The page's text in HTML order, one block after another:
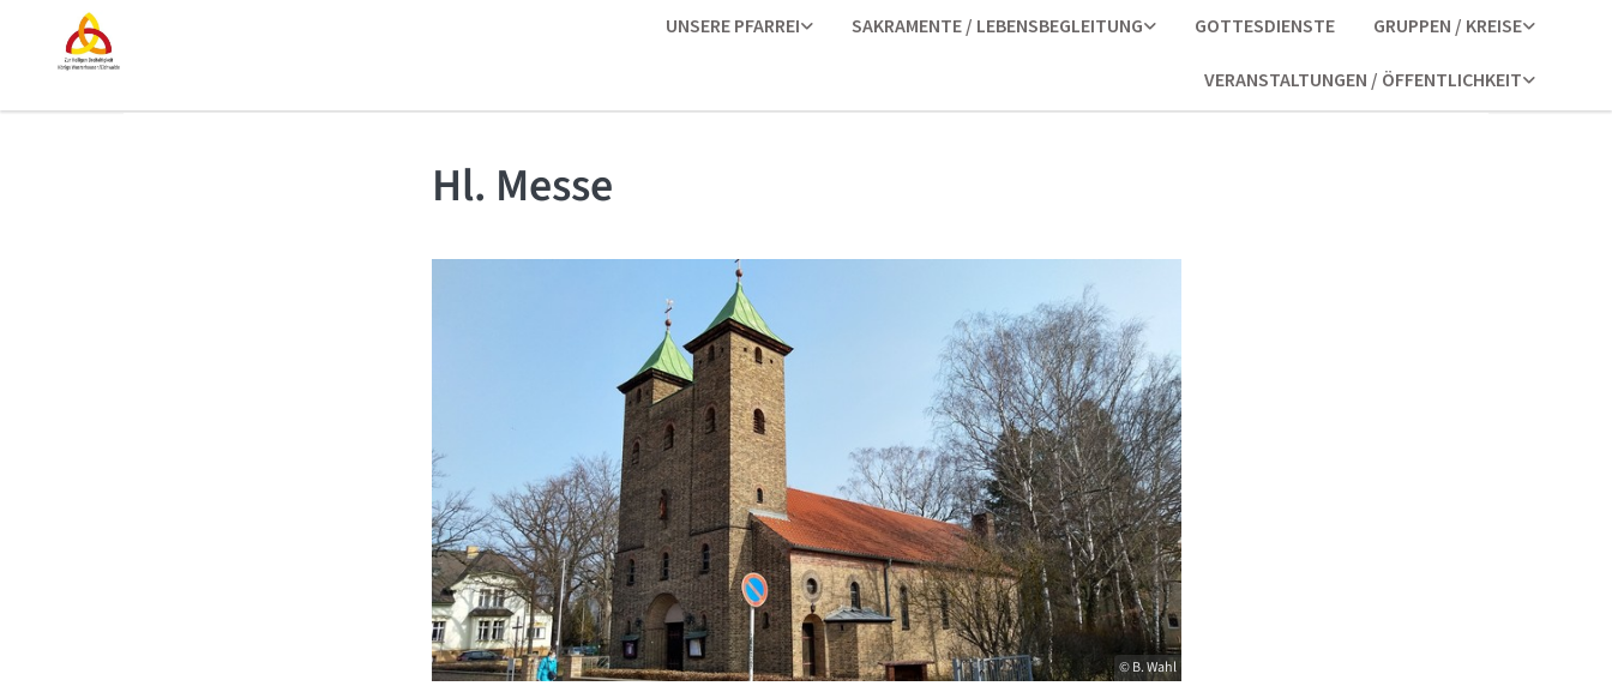
UNSERE PFARREI SAKRAMENTE / LEBENSBEGLEITUNG GOTTESDIENSTE GRUPPEN / KREISE
VERANSTALTUNGEN / ÖFFENTLICHKEIT
Hl. Messe
© B. Wahl